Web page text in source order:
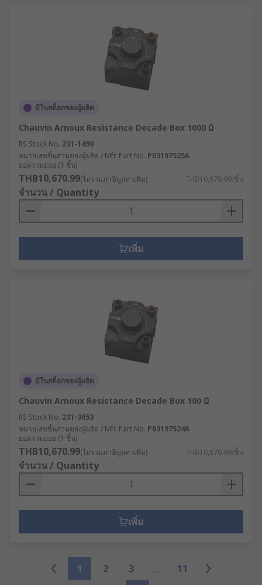
มีในสต็อกของผู้ผลิต
Chauvin Arnoux Resistance Decade Box 1000 Ω
RS Stock No. 231-1490
หมายเลขชิ้นส่วนของผู้ผลิต / Mfr. Part No. P03197525A
ยอดรวมย่อย (1 ชิ้น)
THB10,670.99(ไม่รวมภาษีมูลค่าเพิ่ม) THB10,670.99/ชิ้น
จำนวน / Quantity
เพิ่ม
มีในสต็อกของผู้ผลิต
Chauvin Arnoux Resistance Decade Box 100 Ω
RS Stock No. 231-3653
หมายเลขชิ้นส่วนของผู้ผลิต / Mfr. Part No. P03197524A
ยอดรวมย่อย (1 ชิ้น)
THB10,670.99(ไม่รวมภาษีมูลค่าเพิ่ม) THB10,670.99/ชิ้น
จำนวน / Quantity
เพิ่ม
1 2 3
11